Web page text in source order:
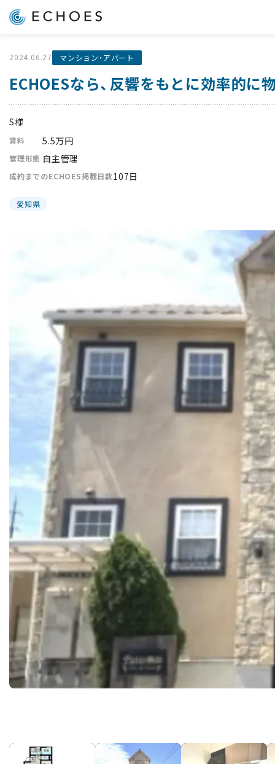
2024.06.27 マンション・アパート
ECHOESなら、反響をもとに効率的に
S様
賃料 5.5万円
管理形態 自主管理
成約までのECHOES掲載日数107日
愛知県